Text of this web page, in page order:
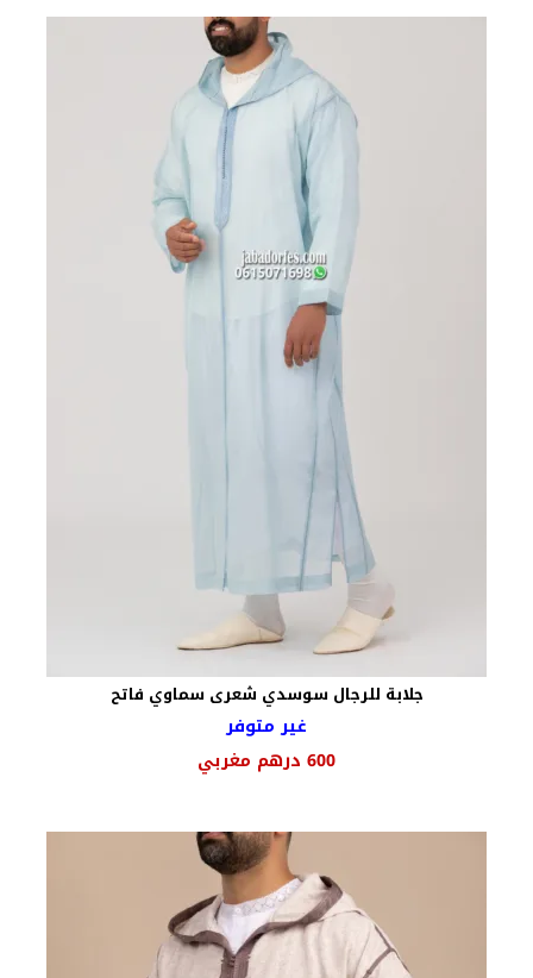
2600 درهم
مغربي.
2200 درهم
جلابة للرجال سوسدي شعرى سماوي فاتح
غير متوفر
السعر
750 درهم
مغربي.
600 درهم مغربي
600 درهم
مغربي.